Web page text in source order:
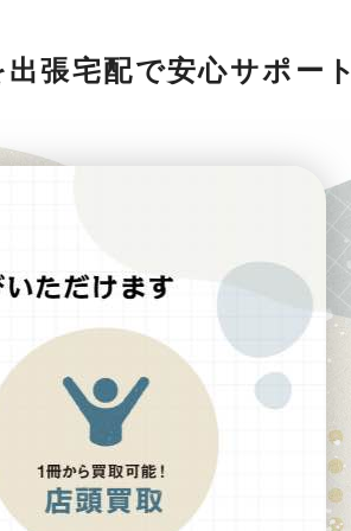
張宅配で安心サポート